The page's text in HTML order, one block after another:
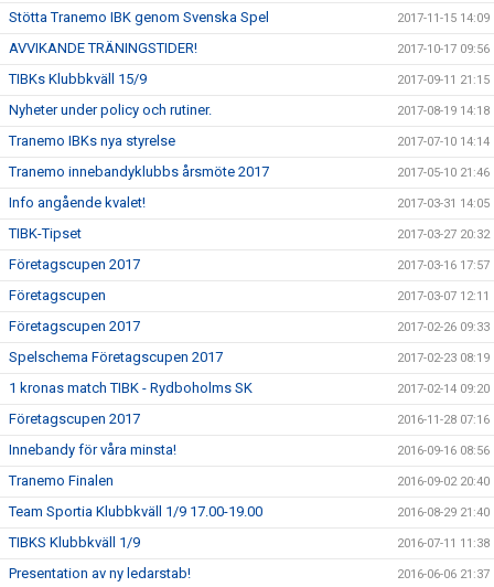
Stötta Tranemo IBK genom Svenska Spel 2017-11-15 14:09
AVVIKANDE TRÄNINGSTIDER! 2017-10-17 09:56
TIBKs Klubbkväll 15/9 2017-09-11 21:15
Nyheter under policy och rutiner. 2017-08-19 14:18
Tranemo IBKs nya styrelse 2017-07-10 14:14
Tranemo innebandyklubbs årsmöte 2017 2017-05-10 21:46
Info angående kvalet! 2017-03-31 14:05
TIBK-Tipset 2017-03-27 20:32
Företagscupen 2017 2017-03-16 17:57
Företagscupen 2017-03-07 12:11
Företagscupen 2017 2017-02-26 09:33
Spelschema Företagscupen 2017 2017-02-23 08:19
1 kronas match TIBK - Rydboholms SK 2017-02-14 09:20
Företagscupen 2017 2016-11-28 07:16
Innebandy för våra minsta! 2016-09-16 08:56
Tranemo Finalen 2016-09-02 20:40
Team Sportia Klubbkväll 1/9 17.00-19.00 2016-08-29 21:40
TIBKS Klubbkväll 1/9 2016-07-11 11:38
Presentation av ny ledarstab! 2016-06-06 21:37